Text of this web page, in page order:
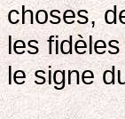
choses,
les
le signe